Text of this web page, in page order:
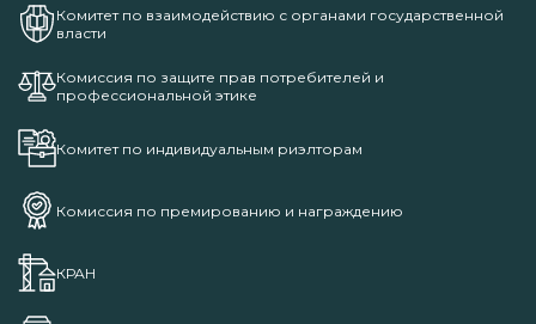
Комитет по взаимодействию с органами государственной
власти
Комиссия по защите прав потребителей и
профессиональной этике
Комитет по индивидуальным риэлторам
Комиссия по премированию и награждению
КРАН